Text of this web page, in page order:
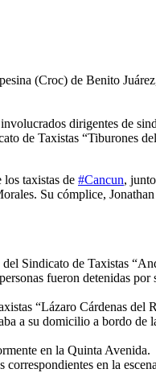
(Croc) de Benito
dirigentes de
de Taxistas “Tiburones
taxistas de #Cancun,
Su cómplice,
Sindicato de Taxistas
fueron detenidas
“Lázaro Cárdenas
a su domicilio a bordo
en la Quinta Avenida.
en la